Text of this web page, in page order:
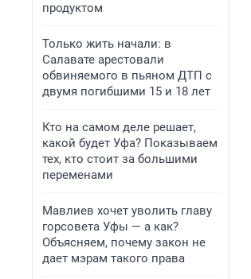
продуктом
Только жить начали: в
Салавате арестовали
обвиняемого в пьяном ДТП с
двумя погибшими 15 и 18 лет
Кто на самом деле решает,
какой будет Уфа? Показываем
тех, кто стоит за большими
переменами
Мавлиев хочет уволить главу
горсовета Уфы — а как?
Объясняем, почему закон не
дает мэрам такого права